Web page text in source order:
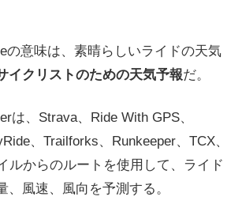
の意味は、素晴らしいライドの天気
イクリストのための天気予報だ。
は、Strava、Ride With GPS、
、Trailforks、Runkeeper、TCX、
ルからのルートを使用して、ライド
、風速、風向を予測する。